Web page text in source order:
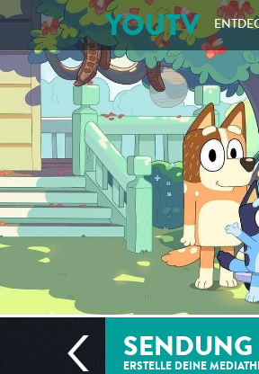
YOUTV
SENDUNG
ERSTELLE DEINE